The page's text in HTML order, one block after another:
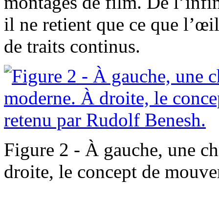
il ne retient que ce que
de traits continus.
Figure 2 - À gauche, une
droite, le concept de